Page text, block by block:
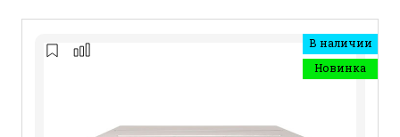
В наличии
Новинка